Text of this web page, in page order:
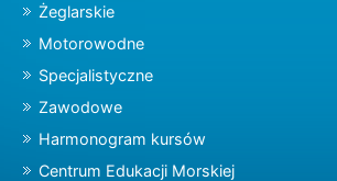
Żeglarskie
Motorowodne
Specjalistyczne
Zawodowe
Harmonogram kursów
Centrum Edukacji Morskiej